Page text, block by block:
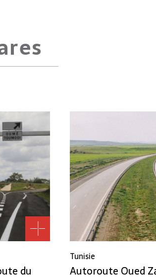
du
Tunisie
Autoroute Oued